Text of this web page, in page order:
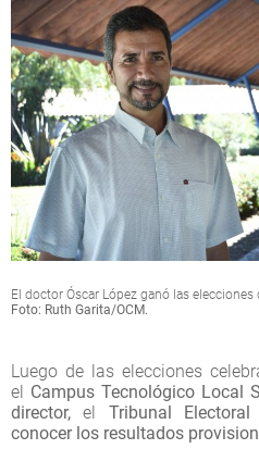
El doctor Óscar López ganó las elecciones
Foto: Ruth Garita/OCM.
Luego de las elecciones
el Campus Tecnológico Local
director,
el Tribunal
conocer los resultados